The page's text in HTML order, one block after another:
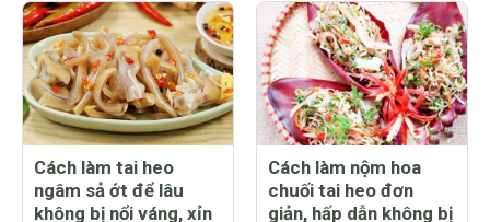
Cách làm tai heo
ngâm sả ớt để lâu
không bị nổi váng, xỉn
Cách làm nộm hoa
chuối tai heo đơn
giản, hấp dẫn không bị